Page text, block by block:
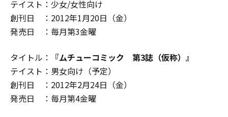
テイスト：少女/女性向け
創刊日 ：2012年1月20日（金）
発売日 ：毎月第3金曜
タイトル：
『ムチューコミック 第3誌（仮称）』
テイスト：男女向け（予定）
創刊日 ：2012年2月24日（金）
発売日 ：毎月第4金曜